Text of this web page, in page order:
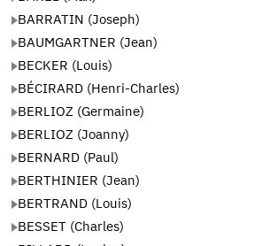
BARRATIN (Joseph)
BAUMGARTNER (Jean)
BECKER (Louis)
BÉCIRARD (Henri-Charles)
BERLIOZ (Germaine)
BERLIOZ (Joanny)
BERNARD (Paul)
BERTHINIER (Jean)
BERTRAND (Louis)
BESSET (Charles)